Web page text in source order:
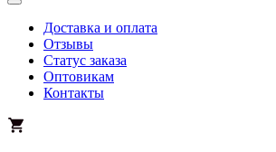
Доставка и оплата
Отзывы
Статус заказа
Оптовикам
Контакты